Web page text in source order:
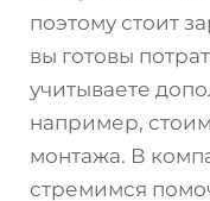
поэтому стоит
вы готовы
учитываете
например,
монтажа. В
стремимся